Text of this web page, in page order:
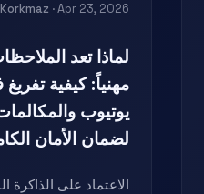
· Apr 23, 2026
لماذا تعد
مهنياً: كيفية
يوتيوب
لضمان الأمان
الاعتماد على الذاكرة